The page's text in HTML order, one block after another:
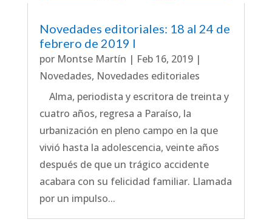
Novedades editoriales: 18 al 24 de
febrero de 2019 I
por Montse Martín | Feb 16, 2019|
Novedades, Novedades editoriales
Alma, periodista y escritora de treinta y
cuatro años, regresa a Paraíso, la
urbanización en pleno campo en la que
vivió hasta la adolescencia, veinte años
después de que un trágico accidente
acabara con su felicidad familiar. Llamada
por un impulso...